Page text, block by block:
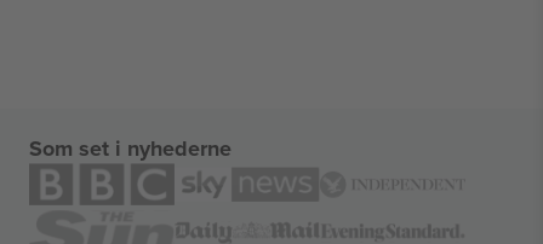
Som set i nyhederne